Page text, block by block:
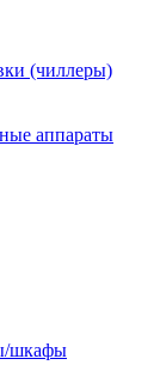
(чиллеры)
аппараты
шкафы